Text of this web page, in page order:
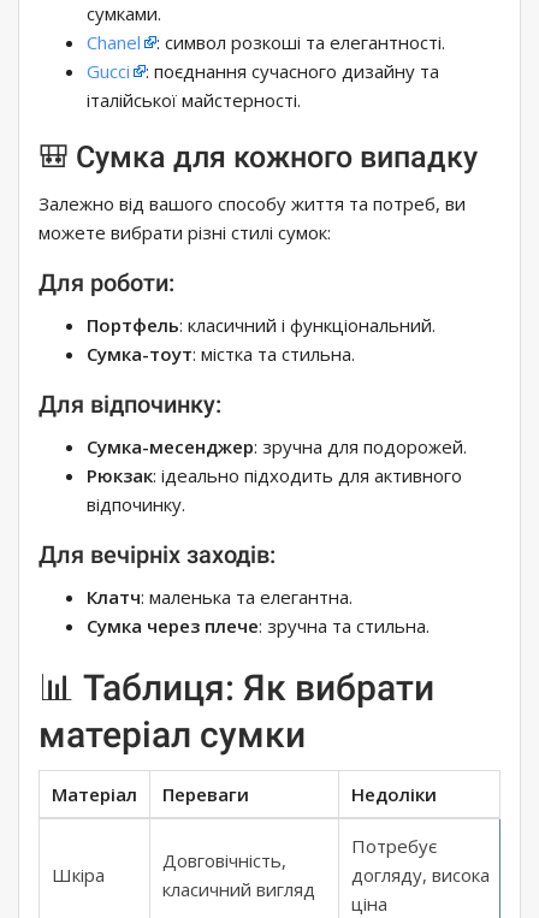
сумками.
Chanel
: символ розкоші та елегантності.
Gucci
: поєднання сучасного дизайну та
італійської майстерності.
🎒 Сумка для кожного випадку
Залежно від вашого способу життя та потреб, ви
можете вибрати різні стилі сумок:
Для роботи:
Портфель: класичний і функціональний.
Сумка-тоут: містка та стильна.
Для відпочинку:
Сумка-месенджер: зручна для подорожей.
Рюкзак: ідеально підходить для активного
відпочинку.
Для вечірніх заходів:
Клатч: маленька та елегантна.
Сумка через плече: зручна та стильна.
📊 Таблиця: Як вибрати
матеріал сумки
Матеріал Переваги Недоліки
Шкіра
Довговічність,
класичний вигляд
Потребує
догляду, висока
ціна